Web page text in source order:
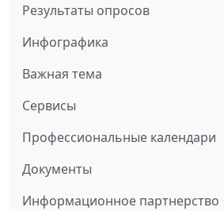
Результаты опросов
Инфографика
Важная тема
Сервисы
Профессиональные календари
Документы
Информационное партнерство